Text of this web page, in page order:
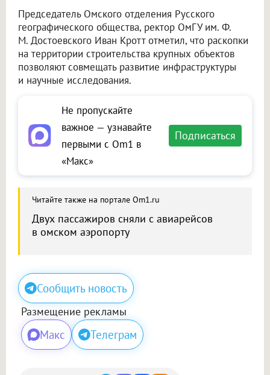
Председатель Омского отделения Русского
географического общества, ректор ОмГУ им. Ф.
М. Достоевского Иван Кротт отметил, что раскопки
на территории строительства крупных объектов
позволяют совмещать развитие инфраструктуры
и научные исследования.
Не пропускайте
важное — узнавайте
первыми с Om1 в
«Макс»
Подписаться
Читайте также на портале Om1.ru
Двух пассажиров сняли с авиарейсов
в омском аэропорту
Сообщить новость
Размещение рекламы
Макс Телеграм